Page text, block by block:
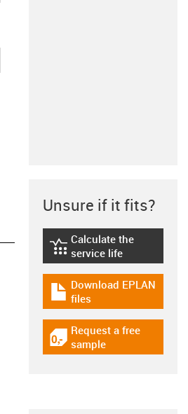
Unsure if it fits?
igus-icon-lebensdauerrechner
Calculate the
service life
igus-icon-download-plan
Download EPLAN
files
igus-icon-gratismuster
Request a free
sample